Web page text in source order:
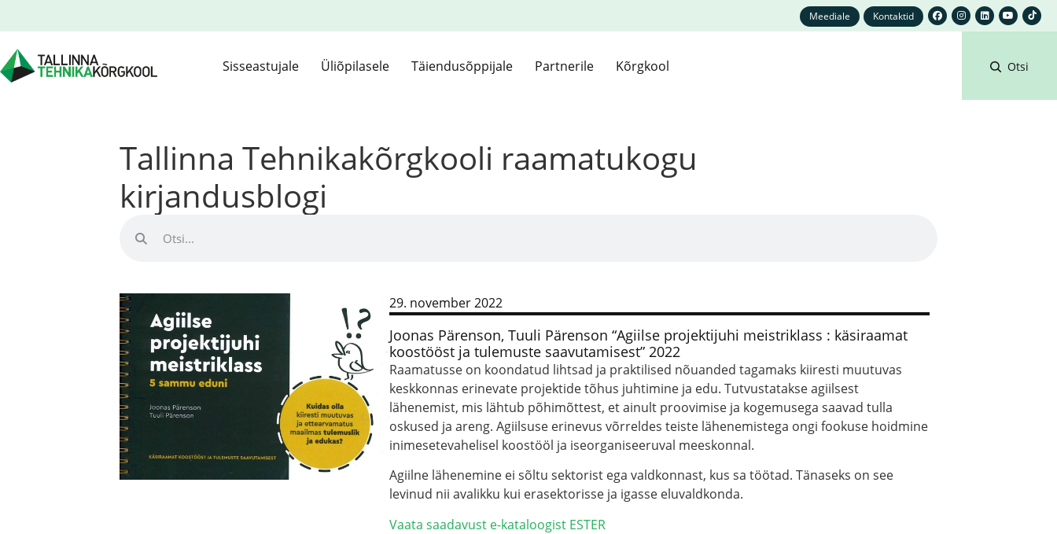
Meediale Kontaktid
Sisseastujale Üliõpilasele Täiendusõppijale Partnerile Kõrgkool Otsi
Tallinna Tehnikakõrgkooli raamatukogu
kirjandusblogi
29. november 2022
Joonas Pärenson, Tuuli Pärenson “Agiilse projektijuhi meistriklass : käsiraamat
koostööst ja tulemuste saavutamisest” 2022
Raamatusse on koondatud lihtsad ja praktilised nõuanded tagamaks kiiresti muutuvas
keskkonnas erinevate projektide tõhus juhtimine ja edu. Tutvustatakse agiilsest
lähenemist, mis lähtub põhimõttest, et ainult proovimise ja kogemusega saavad tulla
oskused ja areng. Agiilsuse erinevus võrreldes teiste lähenemistega ongi fookuse hoidmine
inimesetevahelisel koostööl ja iseorganiseeruval meeskonnal.
Agiilne lähenemine ei sõltu sektorist ega valdkonnast, kus sa töötad. Tänaseks on see
levinud nii avalikku kui erasektorisse ja igasse eluvaldkonda.
Vaata saadavust e-kataloogist ESTER